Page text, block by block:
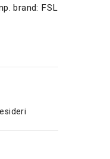
brand: FSL